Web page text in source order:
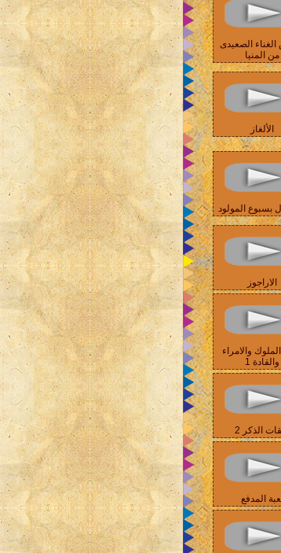
الصعيدى
من المنيا
الألغاز
بسبوع المولود
الاراجوز
والامراء
والقادة 1
الذكر 2
المدفع